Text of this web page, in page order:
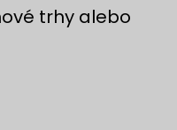
trhy alebo